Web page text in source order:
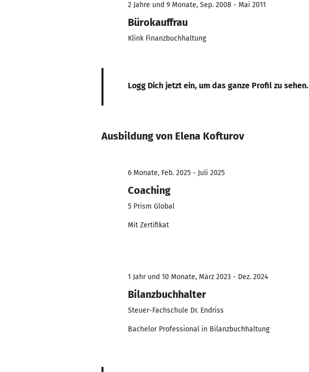
2 Jahre und 9 Monate, Sep. 2008 - Mai 2011
Bürokauffrau
Klink Finanzbuchhaltung
Logg Dich jetzt ein, um das ganze Profil zu sehen.
Ausbildung von Elena Kofturov
6 Monate, Feb. 2025 - Juli 2025
Coaching
5 Prism Global
Mit Zertifikat
1 Jahr und 10 Monate, März 2023 - Dez. 2024
Bilanzbuchhalter
Steuer-Fachschule Dr. Endriss
Bachelor Professional in Bilanzbuchhaltung